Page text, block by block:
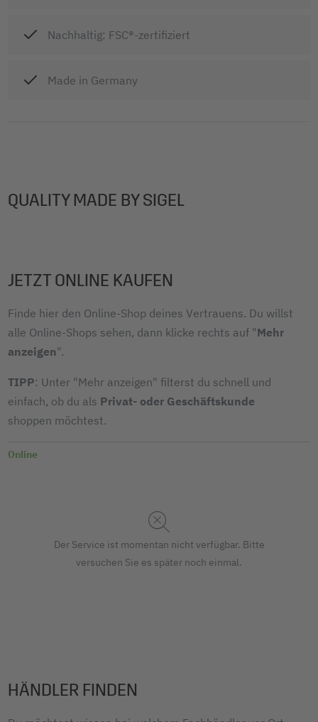
Nachhaltig: FSC®-zertifiziert
Made in Germany
QUALITY MADE BY SIGEL
JETZT ONLINE KAUFEN
Finde hier den Online-Shop deines Vertrauens. Du willst
alle Online-Shops sehen, dann klicke rechts auf "Mehr
anzeigen".
TIPP: Unter "Mehr anzeigen" filterst du schnell und
einfach, ob du als Privat- oder Geschäftskunde
shoppen möchtest.
Online
Der Service ist momentan nicht verfügbar. Bitte
versuchen Sie es später noch einmal.
HÄNDLER FINDEN